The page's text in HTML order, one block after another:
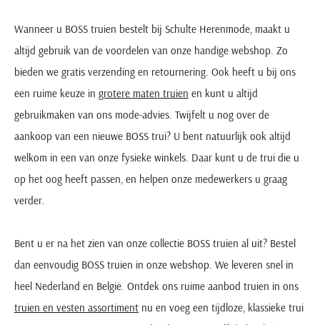
Wanneer u BOSS truien bestelt bij Schulte Herenmode, maakt u
altijd gebruik van de voordelen van onze handige webshop. Zo
bieden we gratis verzending en retournering. Ook heeft u bij ons
een ruime keuze in grotere maten truien en kunt u altijd
gebruikmaken van ons mode-advies. Twijfelt u nog over de
aankoop van een nieuwe BOSS trui? U bent natuurlijk ook altijd
welkom in een van onze fysieke winkels. Daar kunt u de trui die u
op het oog heeft passen, en helpen onze medewerkers u graag
verder.
Bent u er na het zien van onze collectie BOSS truien al uit? Bestel
dan eenvoudig BOSS truien in onze webshop. We leveren snel in
heel Nederland en België. Ontdek ons ruime aanbod truien in ons
truien en vesten assortiment nu en voeg een tijdloze, klassieke trui